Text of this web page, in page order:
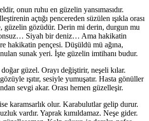
onun ruhu en güzelin yansımasıdır.
açtığı pencereden süzülen ışıkla orası
güzelin gözüdür. Derin mi derin, durgun mu
Siyah bir deniz… Ama hakikatin
hakikatin pençesi. Düşüldü mü ağına,
sunak yeri. İşte güzelin imtihanı budur.
güzel. Orayı değiştirir, neşeli kılar.
ışıtır, sesiyle yumuşatır. Hasta gönüller
sevgi akar. Orası hemen güzelleşir.
karamsarlık olur. Karabulutlar gelip durur.
vardır. Yaprak kımıldamaz. Neşe gider.